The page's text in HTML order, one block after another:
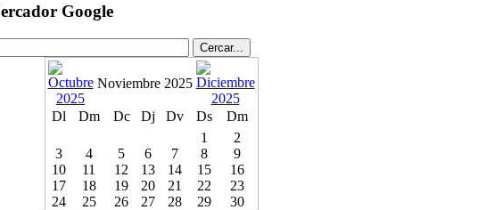
Google
Noviembre 2025
Dl Dm Dc Dj Dv Ds
Dm
1
2
3
4 5 6 7 8
9
10
11 12 13 14 15
16
17
18 19 20 21 22
23
24
25 26 27 28 29 30